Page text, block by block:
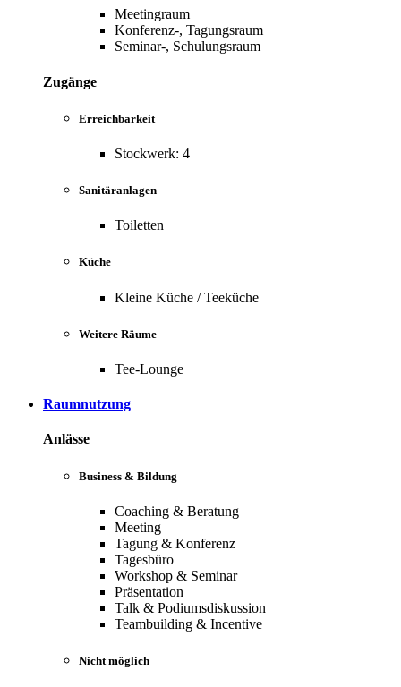
Meetingraum
Konferenz-, Tagungsraum
Seminar-, Schulungsraum
Zugänge
Erreichbarkeit
Stockwerk: 4
Sanitäranlagen
Toiletten
Küche
Kleine Küche / Teeküche
Weitere Räume
Tee-Lounge
Raumnutzung
Anlässe
Business & Bildung
Coaching & Beratung
Meeting
Tagung & Konferenz
Tagesbüro
Workshop & Seminar
Präsentation
Talk & Podiumsdiskussion
Teambuilding & Incentive
Nicht möglich